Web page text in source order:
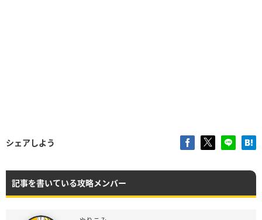
シェアしよう
記事を書いている攻略メンバー